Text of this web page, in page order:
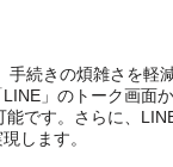
手続きの煩雑さを
」のトーク画面
です。さらに、
します。